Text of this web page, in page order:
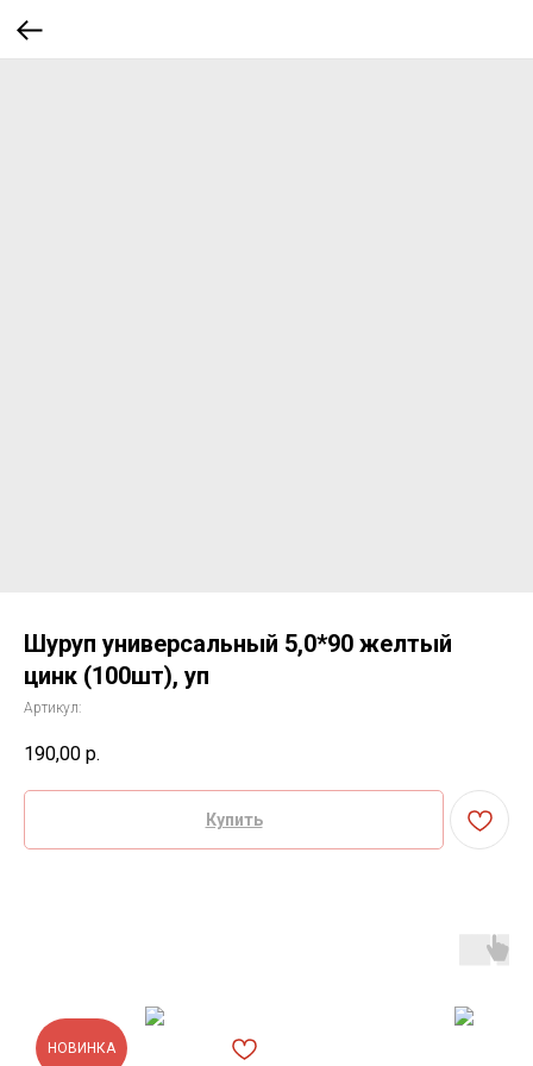
Шуруп универсальный 5,0*90 желтый
цинк (100шт), уп
Артикул:
190,00 р.
Купить
НОВИНКА